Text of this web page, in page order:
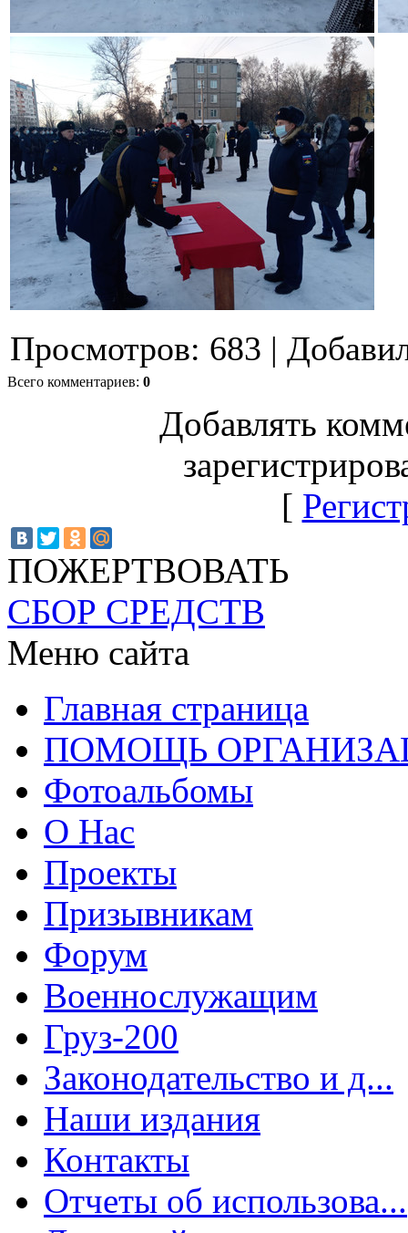
Просмотров: 683 |
Всего комментариев: 0
Добавлять
[
ПОЖЕРТВОВАТЬ
СБОР СРЕДСТВ
Меню сайта
Главная страница
ПОМОЩЬ
Фотоальбомы
О Нас
Проекты
Призывникам
Форум
Военнослужащим
Груз-200
Законодательство и д...
Наши издания
Контакты
Отчеты об использова...